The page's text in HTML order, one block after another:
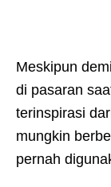
Meskipun
di pasaran
terinspirasi
mungkin
pernah